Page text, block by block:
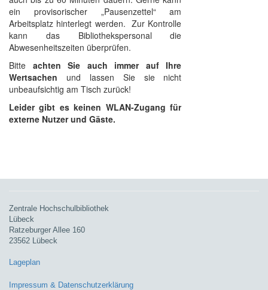
ein provisorischer „Pausenzettel“ am
Arbeitsplatz hinterlegt werden. Zur Kontrolle
kann das Bibliothekspersonal die
Abwesenheitszeiten überprüfen.
Bitte achten Sie auch immer auf Ihre
Wertsachen und lassen Sie sie nicht
unbeaufsichtig am Tisch zurück!
Leider gibt es keinen WLAN-Zugang für
externe Nutzer und Gäste.
Zentrale Hochschulbibliothek
Lübeck
Ratzeburger Allee 160
23562 Lübeck
Lageplan
Impressum & Datenschutzerklärung